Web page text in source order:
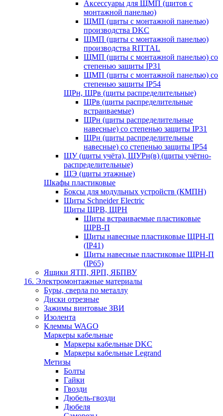
Аксессуары для ЩМП (щитов с
монтажной панелью)
ЩМП (щиты с монтажной панелью)
производства DKC
ЩМП (щиты с монтажной панелью)
производства RITTAL
ЩМП (щиты с монтажной панелью) со
степенью защиты IP31
ЩМП (щиты с монтажной панелью) со
степенью защиты IP54
ЩРн, ЩРв (щиты распределительные)
ЩРв (щиты распределительные
встраиваемые)
ЩРн (щиты распределительные
навесные) со степенью защиты IP31
ЩРн (щиты распределительные
навесные) со степенью защиты IP54
ЩУ (щиты учёта), ЩУРн(в) (щиты учётно-
распределительные)
ЩЭ (щиты этажные)
Шкафы пластиковые
Боксы для модульных устройств (КМПН)
Щиты Schneider Electric
Щиты ЩРВ, ЩРН
Щиты встраиваемые пластиковые
ЩРВ-П
Щиты навесные пластиковые ЩРН-П
(IP41)
Щиты навесные пластиковые ЩРН-П
(IP65)
Ящики ЯТП, ЯРП, ЯБПВУ
16. Электромонтажные материалы
Буры, сверла по металлу
Диски отрезные
Зажимы винтовые ЗВИ
Изолента
Клеммы WAGO
Маркеры кабельные
Маркеры кабельные DKC
Маркеры кабельные Legrand
Метизы
Болты
Гайки
Гвозди
Дюбель-гвозди
Дюбеля